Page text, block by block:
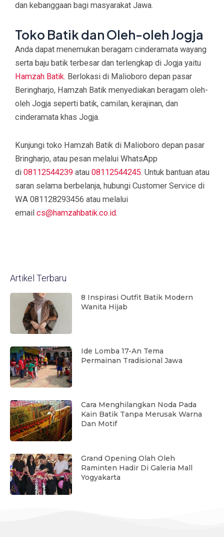
dan kebanggaan bagi masyarakat Jawa.
Toko Batik dan Oleh-oleh Jogja
Anda dapat menemukan beragam cinderamata wayang
serta baju batik terbesar dan terlengkap di Jogja yaitu
Hamzah Batik. Berlokasi di Malioboro depan pasar
Beringharjo, Hamzah Batik menyediakan beragam oleh-
oleh Jogja seperti batik, camilan, kerajinan, dan
cinderamata khas Jogja.
Kunjungi toko Hamzah Batik di Malioboro depan pasar
Bringharjo, atau pesan melalui WhatsApp
di 08112544239 atau 08112544245. Untuk bantuan atau
saran selama berbelanja, hubungi Customer Service di
WA 081128293456 atau melalui
email cs@hamzahbatik.co.id.
Artikel Terbaru
8 Inspirasi Outfit Batik Modern
Wanita Hijab
Ide Lomba 17-An Tema
Permainan Tradisional Jawa
Cara Menghilangkan Noda Pada
Kain Batik Tanpa Merusak Warna
Dan Motif
Grand Opening Olah Oleh
Raminten Hadir Di Galeria Mall
Yogyakarta